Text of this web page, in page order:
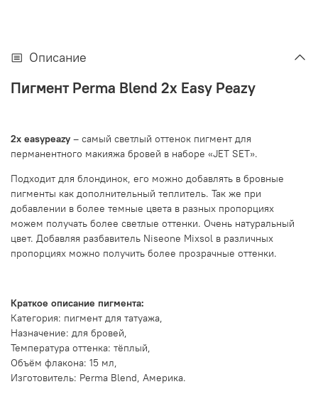
Описание
Пигмент Perma Blend 2x Easy Peazy
2x easypeazy – самый светлый оттенок пигмент для
перманентного макияжа бровей в наборе «JET SET».
Подходит для блондинок, его можно добавлять в бровные
пигменты как дополнительный теплитель. Так же при
добавлении в более темные цвета в разных пропорциях
можем получать более светлые оттенки. Очень натуральный
цвет. Добавляя разбавитель Niseone Mixsol в различных
пропорциях можно получить более прозрачные оттенки.
Краткое описание пигмента:
Категория: пигмент для татуажа,
Назначение: для бровей,
Температура оттенка: тёплый,
Объём флакона: 15 мл,
Изготовитель: Perma Blend, Америка.